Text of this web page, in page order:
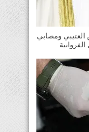
العتيبي ومصابي